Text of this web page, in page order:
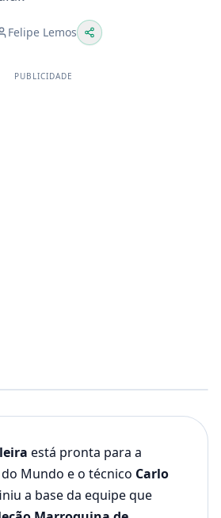
Felipe Lemos
PUBLICIDADE
está pronta para a
Mundo e o técnico Carlo
a base da equipe que